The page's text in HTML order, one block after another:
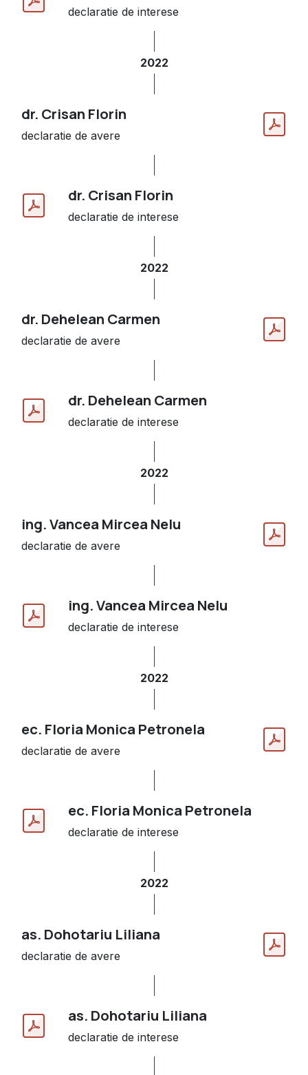
declaratie de interese
2022
dr. Crisan Florin
declaratie de avere
dr. Crisan Florin
declaratie de interese
2022
dr. Dehelean Carmen
declaratie de avere
dr. Dehelean Carmen
declaratie de interese
2022
ing. Vancea Mircea Nelu
declaratie de avere
ing. Vancea Mircea Nelu
declaratie de interese
2022
ec. Floria Monica Petronela
declaratie de avere
ec. Floria Monica Petronela
declaratie de interese
2022
as. Dohotariu Liliana
declaratie de avere
as. Dohotariu Liliana
declaratie de interese